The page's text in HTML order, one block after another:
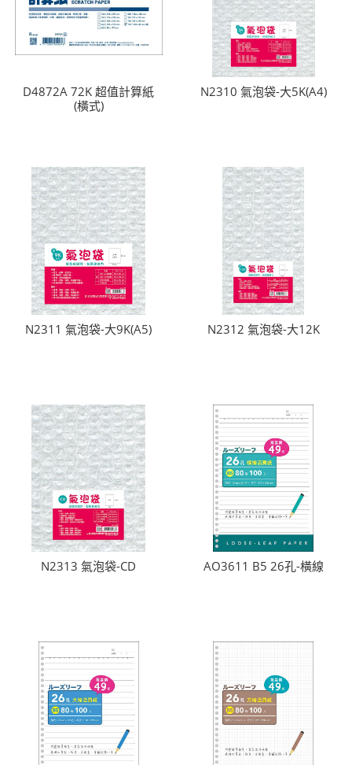
D4872A 72K 超值計算紙
(橫式)
N2310 氣泡袋-大5K(A4)
N2311 氣泡袋-大9K(A5) N2312 氣泡袋-大12K
N2313 氣泡袋-CD AO3611 B5 26孔-橫線